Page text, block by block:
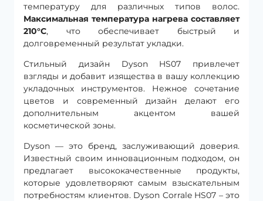
температуру для различных типов волос.
Максимальная температура нагрева составляет
210°C, что обеспечивает быстрый и
долговременный результат укладки.
Стильный дизайн Dyson HS07 привлечет
взгляды и добавит изящества в вашу коллекцию
укладочных инструментов. Нежное сочетание
цветов и современный дизайн делают его
дополнительным акцентом вашей
косметической зоны.
Dyson — это бренд, заслуживающий доверия.
Известный своим инновационным подходом, он
предлагает высококачественные продукты,
которые удовлетворяют самым взыскательным
потребностям клиентов. Dyson Corrale HS07 – это